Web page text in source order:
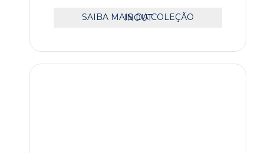
SAIBA MAIS DA COLEÇÃO INOUT